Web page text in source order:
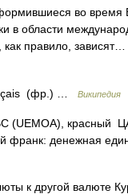
во время
в области
как правило,
(фр.) … Википедия
(UEMOA), красный
франк: денежная
к другой валюте